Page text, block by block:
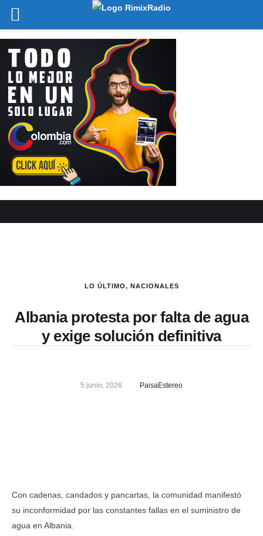
LO ÚLTIMO, NACIONALES
Albania protesta por falta de agua
y exige solución definitiva
5 junio, 2026 PaisaEstereo
Con cadenas, candados y pancartas, la comunidad manifestó
su inconformidad por las constantes fallas en el suministro de
agua en Albania.